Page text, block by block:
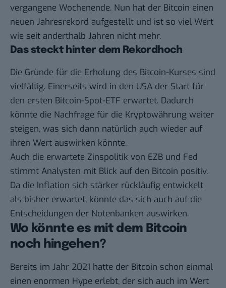
vergangene Wochenende. Nun hat der Bitcoin einen
neuen Jahresrekord aufgestellt und ist so viel Wert
wie seit anderthalb Jahren nicht mehr.
Das steckt hinter dem Rekordhoch
Die Gründe für die Erholung des Bitcoin-Kurses sind
vielfältig. Einerseits wird in den USA der Start für
den ersten Bitcoin-Spot-ETF erwartet. Dadurch
könnte die Nachfrage für die Kryptowährung weiter
steigen, was sich dann natürlich auch wieder auf
ihren Wert auswirken könnte.
Auch die erwartete Zinspolitik von EZB und Fed
stimmt Analysten mit Blick auf den Bitcoin positiv.
Da die Inflation sich stärker rückläufig entwickelt
als bisher erwartet, könnte das sich auch auf die
Entscheidungen der Notenbanken auswirken.
Wo könnte es mit dem Bitcoin
noch hingehen?
Bereits im Jahr 2021 hatte der Bitcoin schon einmal
einen enormen Hype erlebt, der sich auch im Wert